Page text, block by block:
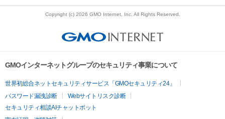
Copyright (c) 2026 GMO Internet, Inc. All Rights Reserved.
GMOインターネットグループのセキュリティ事業について
世界初総合ネットセキュリティサービス「GMOセキュリティ24」
パスワード漏洩診断
Webサイトリスク診断
セキュリティ相談AIチャットボット